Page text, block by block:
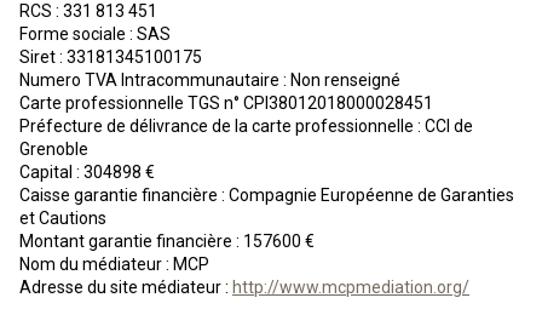
RCS : 331 813 451
Forme sociale : SAS
Siret : 33181345100175
Numero TVA Intracommunautaire : Non renseigné
Carte professionnelle TGS n° CPI38012018000028451
Préfecture de délivrance de la carte professionnelle : CCI de
Grenoble
Capital : 304898 €
Caisse garantie financière : Compagnie Européenne de Garanties
et Cautions
Montant garantie financière : 157600 €
Nom du médiateur : MCP
Adresse du site médiateur : http://www.mcpmediation.org/